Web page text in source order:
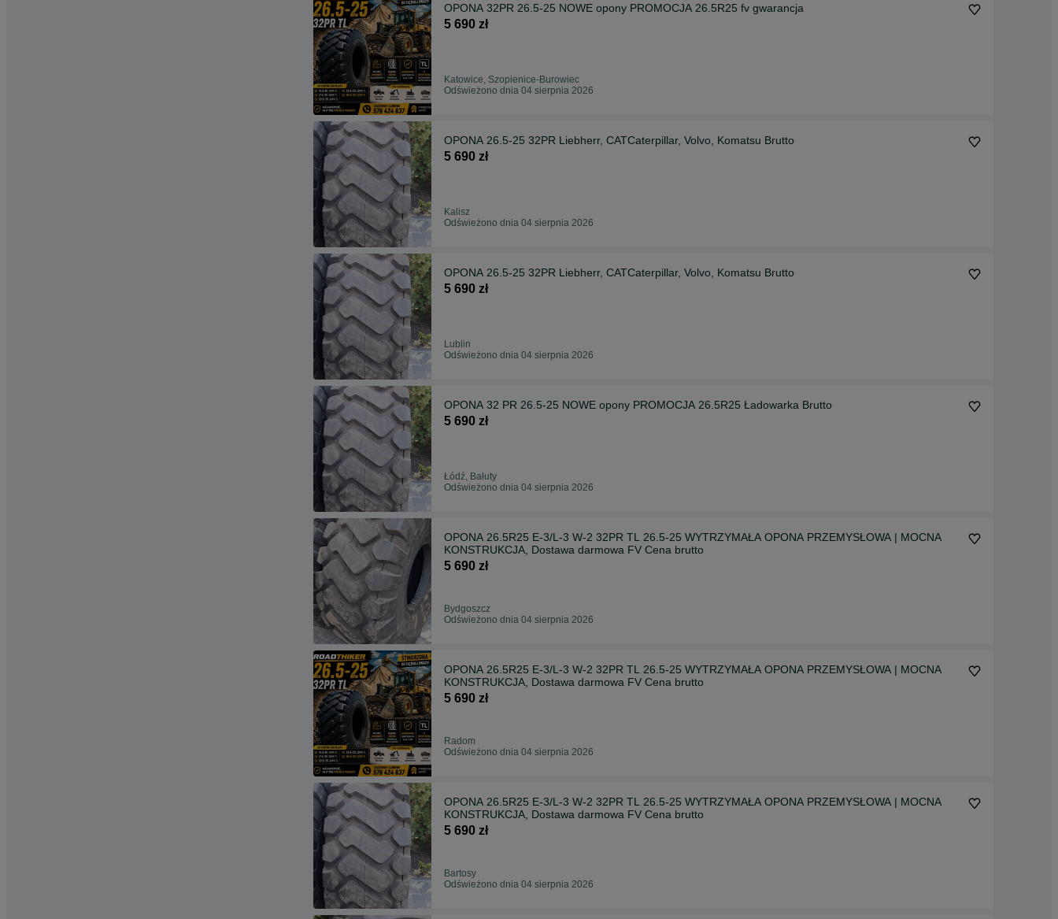
OPONA 32PR 26.5-25 NOWE opony PROMOCJA 26.5R25 fv gwarancja
5 690 zł
Katowice, Szopienice-Burowiec
Odświeżono dnia 04 sierpnia 2026
OPONA 26.5-25 32PR Liebherr, CATCaterpillar, Volvo, Komatsu Brutto
5 690 zł
Kalisz
Odświeżono dnia 04 sierpnia 2026
OPONA 26.5-25 32PR Liebherr, CATCaterpillar, Volvo, Komatsu Brutto
5 690 zł
Lublin
Odświeżono dnia 04 sierpnia 2026
OPONA 32 PR 26.5-25 NOWE opony PROMOCJA 26.5R25 Ładowarka Brutto
5 690 zł
Łódź, Bałuty
Odświeżono dnia 04 sierpnia 2026
OPONA 26.5R25 E-3/L-3 W-2 32PR TL 26.5-25 WYTRZYMAŁA OPONA PRZEMYSŁOWA | MOCNA
KONSTRUKCJA, Dostawa darmowa FV Cena brutto
5 690 zł
Bydgoszcz
Odświeżono dnia 04 sierpnia 2026
OPONA 26.5R25 E-3/L-3 W-2 32PR TL 26.5-25 WYTRZYMAŁA OPONA PRZEMYSŁOWA | MOCNA
KONSTRUKCJA, Dostawa darmowa FV Cena brutto
5 690 zł
Radom
Odświeżono dnia 04 sierpnia 2026
OPONA 26.5R25 E-3/L-3 W-2 32PR TL 26.5-25 WYTRZYMAŁA OPONA PRZEMYSŁOWA | MOCNA
KONSTRUKCJA, Dostawa darmowa FV Cena brutto
5 690 zł
Bartosy
Odświeżono dnia 04 sierpnia 2026